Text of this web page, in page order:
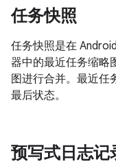
任务快照
任务快照是在
器中的最近任务缩略
图进行合并。最近任
最后状态。
预写式日志记